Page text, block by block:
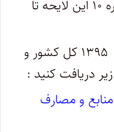
در بند ب تبصره ۱۰ این لایحه تا
متن کامل لایحه بودجه سال ۱۳۹۵ کل کشور و
دریافت کنید :
و مصارف